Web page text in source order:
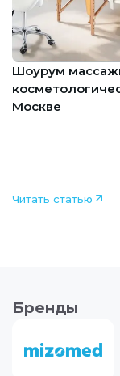
Шоурум
Москве
Читать статью
Бренды